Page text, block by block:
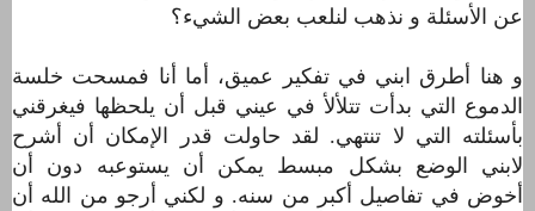
عن اﻷسئلة و نذهب لنلعب بعض الشيء؟
و هنا أطرق ابني في تفكير عميق، أما أنا فمسحت خلسة
الدموع التي بدأت تتلأﻷ في عيني قبل أن يلحظها فيغرقني
بأسئلته التي لا تنتهي. لقد حاولت قدر اﻹمكان أن أشرح
لابني الوضع بشكل مبسط
يمكن أن يستوعبه دون أن
أخوض في تفاصيل أكبر من سنه. و لكني أرجو من الله أن